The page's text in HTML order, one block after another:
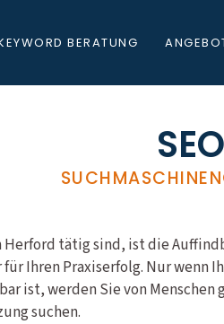
BERATUNG
Herford tätig sind, ist die
Ihren Praxiserfolg. Nur wenn
ist, werden Sie von
suchen.